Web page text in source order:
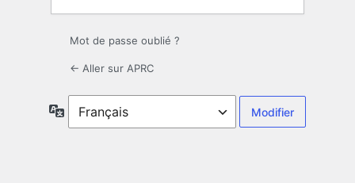
Mot de passe oublié ?
← Aller sur APRC
Langue